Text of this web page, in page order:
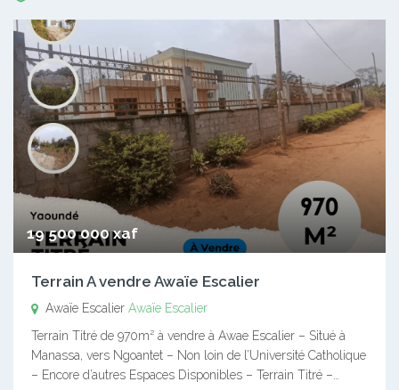
19 500 000 xaf
Terrain A vendre Awaïe Escalier
Awaïe Escalier Awaïe Escalier
Terrain Titré de 970m² à vendre à Awae Escalier – Situé à
Manassa, vers Ngoantet – Non loin de l’Université Catholique
– Encore d’autres Espaces Disponibles – Terrain Titré –…